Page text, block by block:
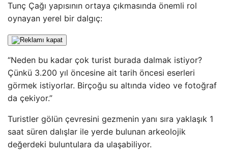
Tunç Çağı yapısının ortaya çıkmasında önemli rol
oynayan yerel bir dalgıç:
“Neden bu kadar çok turist burada dalmak istiyor?
Çünkü 3.200 yıl öncesine ait tarih öncesi eserleri
görmek istiyorlar. Birçoğu su altında video ve fotoğraf
da çekiyor.”
Turistler gölün çevresini gezmenin yanı sıra yaklaşık 1
saat süren dalışlar ile yerde bulunan arkeolojik
değerdeki buluntulara da ulaşabiliyor.